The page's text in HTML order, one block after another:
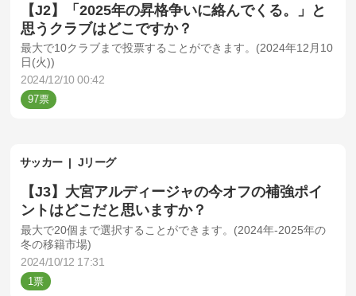
【J2】「2025年の昇格争いに絡んでくる。」と
思うクラブはどこですか？
最大で10クラブまで投票することができます。(2024年12月10
日(火))
2024/12/10 00:42
97
サッカー Jリーグ
【J3】大宮アルディージャの今オフの補強ポイ
ントはどこだと思いますか？
最大で20個まで選択することができます。(2024年-2025年の
冬の移籍市場)
2024/10/12 17:31
1